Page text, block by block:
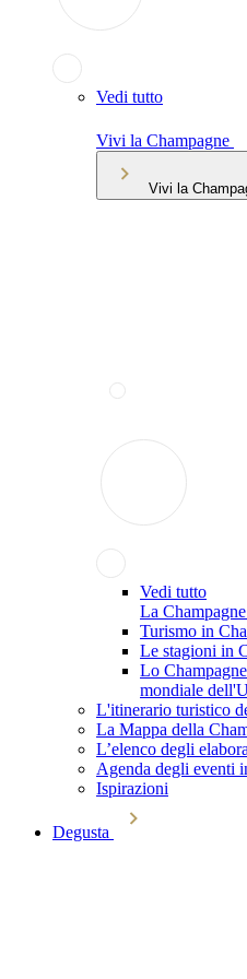
Vedi tutto
Vivi la Champagne
Vivi la
Vedi tutto
La
Turismo in
Le stagioni in
Lo
mondiale
L'itinerario turistico
La Mappa della
L’elenco degli
Agenda degli eventi
Ispirazioni
Degusta